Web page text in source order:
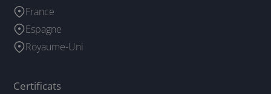
France
Espagne
Royaume-Uni
Certificats